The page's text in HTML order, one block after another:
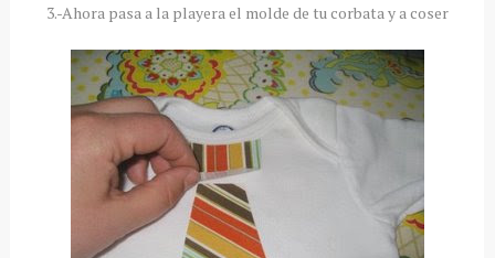
3.-Ahora pasa a la playera el molde de tu corbata y a coser